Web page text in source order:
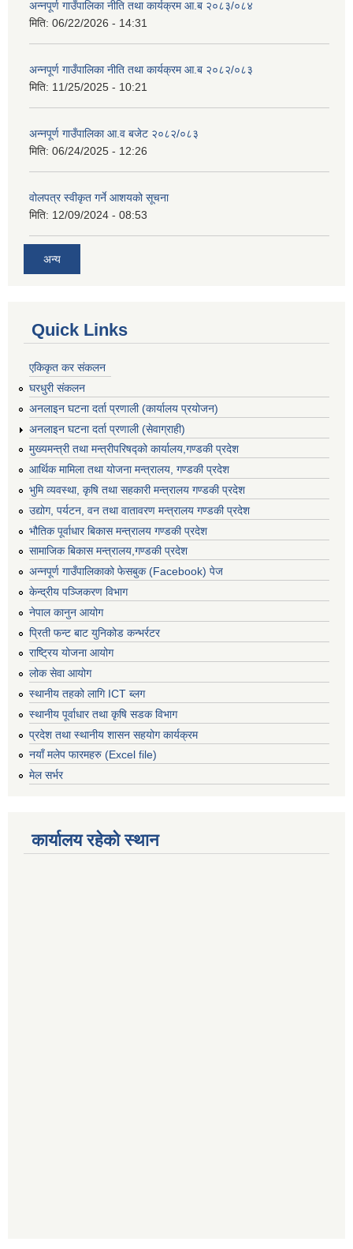
अन्नपूर्ण गाउँपालिका नीति तथा कार्यक्रम आ.ब २०८३/०८४
मिति: 06/22/2026 - 14:31
अन्नपूर्ण गाउँपालिका नीति तथा कार्यक्रम आ.ब २०८२/०८३
मिति: 11/25/2025 - 10:21
अन्नपूर्ण गाउँपालिका आ.व बजेट २०८२/०८३
मिति: 06/24/2025 - 12:26
वोलपत्र स्वीकृत गर्ने आशयको सूचना
मिति: 12/09/2024 - 08:53
अन्य
Quick Links
एकिकृत कर संकलन
घरधुरी संकलन
अनलाइन घटना दर्ता प्रणाली (कार्यालय प्रयोजन)
अनलाइन घटना दर्ता प्रणाली (सेवाग्राही)
मुख्यमन्त्री तथा मन्त्रीपरिषद्को कार्यालय,गण्डकी प्रदेश
आर्थिक मामिला तथा योजना मन्त्रालय, गण्डकी प्रदेश
भुमि व्यवस्था, कृषि तथा सहकारी मन्त्रालय गण्डकी प्रदेश
उद्योग, पर्यटन, वन तथा वातावरण मन्त्रालय गण्डकी प्रदेश
भौतिक पूर्वाधार बिकास मन्त्रालय गण्डकी प्रदेश
सामाजिक बिकास मन्त्रालय,गण्डकी प्रदेश
अन्नपूर्ण गाउँपालिकाको फेसबुक (Facebook) पेज
केन्द्रीय पञ्जिकरण विभाग
नेपाल कानुन आयोग
प्रिती फन्ट बाट युनिकोड कन्भर्रटर
राष्ट्रिय योजना आयोग
लोक सेवा आयोग
स्थानीय तहको लागि ICT ब्लग
स्थानीय पूर्वाधार तथा कृषि सडक विभाग
प्रदेश तथा स्थानीय शासन सहयोग कार्यक्रम
नयाँ मलेप फारमहरु (Excel file)
मेल सर्भर
कार्यालय रहेको स्थान